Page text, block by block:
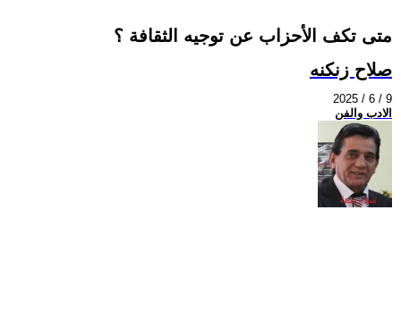
متى تكف الأحزاب عن توجيه الثقافة ؟
صلاح زنكنه
2025 / 6 / 9
الادب والفن